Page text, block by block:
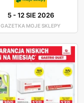
5-12 SIE 2026
GAZETKA MOJE SKLEPY